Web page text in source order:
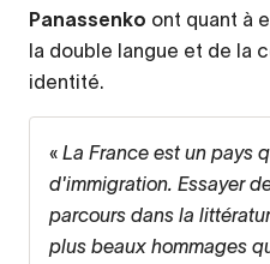
Panassenko ont quant à
la double langue et de la
identité.
« La France est un pays
d'immigration. Essayer
parcours dans la
plus beaux hommages